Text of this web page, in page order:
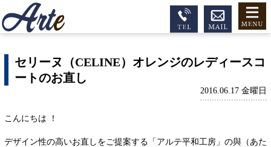
セリーヌ（CELINE）オレンジのレディースコ
ートのお直し
2016.06.17 金曜日
こんにちは ！
デザイン性の高いお直しをご提案する「アルテ平和工房」の與（あた